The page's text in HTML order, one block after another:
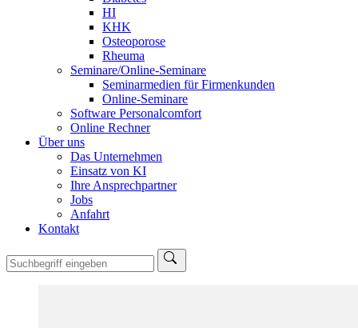
HI
KHK
Osteoporose
Rheuma
Seminare/Online-Seminare
Seminarmedien für Firmenkunden
Online-Seminare
Software Personalcomfort
Online Rechner
Über uns
Das Unternehmen
Einsatz von KI
Ihre Ansprechpartner
Jobs
Anfahrt
Kontakt